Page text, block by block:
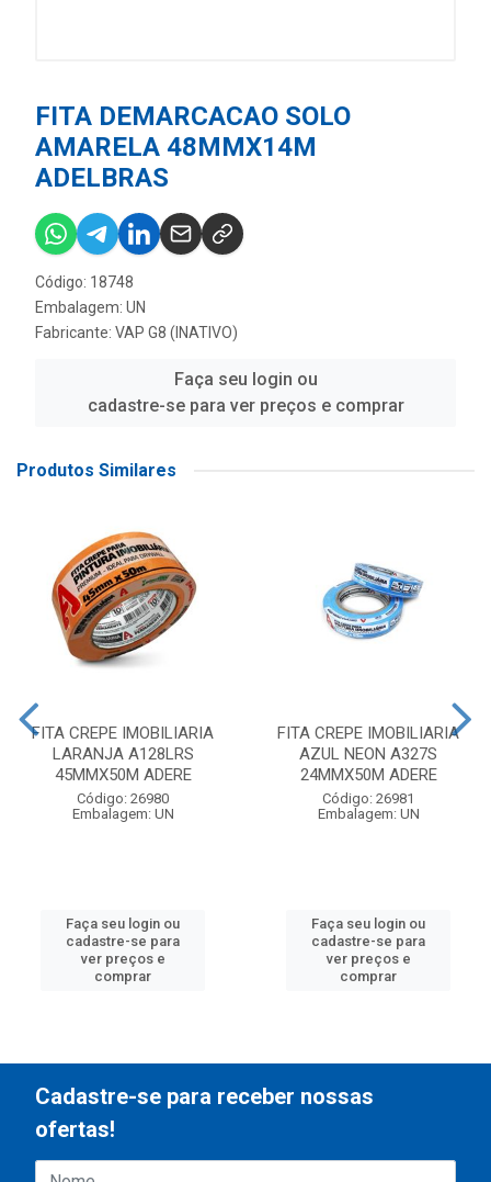
FITA DEMARCACAO SOLO
AMARELA 48MMX14M
ADELBRAS
Código: 18748
Embalagem: UN
Fabricante: VAP G8 (INATIVO)
Faça seu login ou
cadastre-se para ver preços e comprar
Produtos Similares
FITA CREPE IMOBILIARIA
LARANJA A128LRS
45MMX50M ADERE
Código: 26980
Embalagem: UN
Faça seu login ou
cadastre-se para
ver preços e
comprar
FITA CREPE IMOBILIARIA
AZUL NEON A327S
24MMX50M ADERE
Código: 26981
Embalagem: UN
Faça seu login ou
cadastre-se para
ver preços e
comprar
Cadastre-se para receber nossas
ofertas!